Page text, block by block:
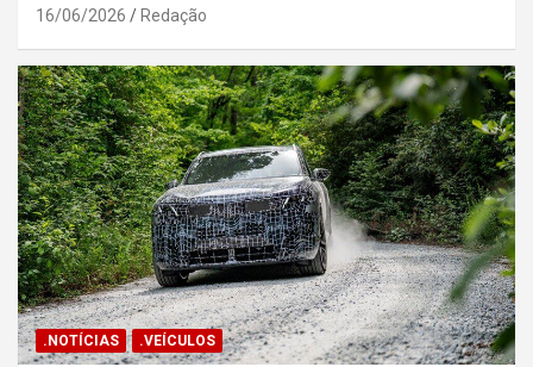
16/06/2026 Redação
.NOTÍCIAS .VEÍCULOS